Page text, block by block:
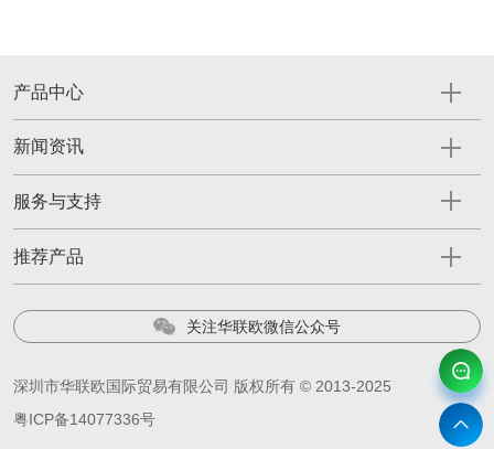
产品中心
新闻资讯
服务与支持
推荐产品
关注华联欧微信公众号
深圳市华联欧国际贸易有限公司 版权所有 © 2013-2025
粤ICP备14077336号